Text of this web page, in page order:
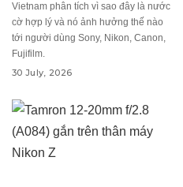
Vietnam phân tích vì sao đây là nước
cờ hợp lý và nó ảnh hưởng thế nào
tới người dùng Sony, Nikon, Canon,
Fujifilm.
30 July, 2026